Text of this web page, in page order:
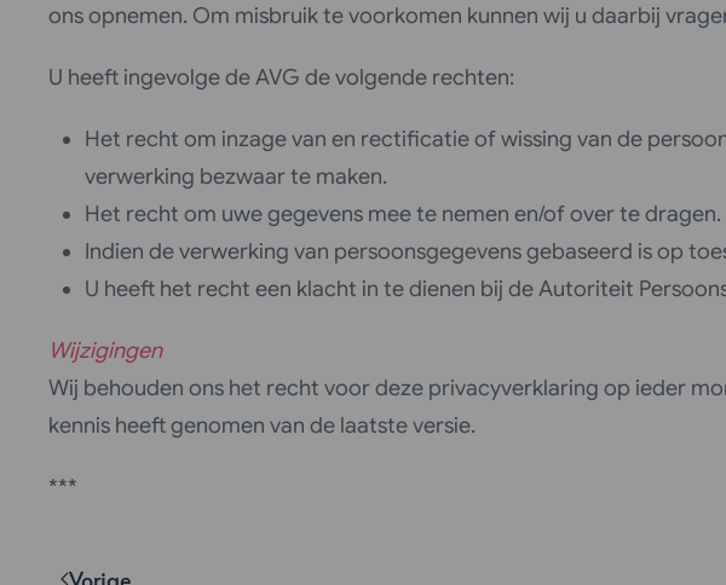
ons opnemen. Om misbruik te voorkomen kunnen wij u daarbij
U heeft ingevolge de AVG de volgende rechten:
Het recht om inzage van en rectificatie of wissing van de
verwerking bezwaar te maken.
Het recht om uwe gegevens mee te nemen en/of over te dragen.
Indien de verwerking van persoonsgegevens gebaseerd is op
U heeft het recht een klacht in te dienen bij de Autoriteit
Wijzigingen
Wij behouden ons het recht voor deze privacyverklaring op ieder
kennis heeft genomen van de laatste versie.
***